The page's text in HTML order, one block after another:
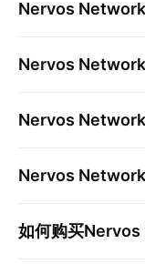
Nervos Network
Nervos Network
Nervos Network
Nervos Network
如何购买